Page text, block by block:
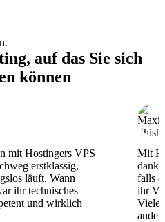
auf das Sie sich
können
mit Hostingers VPS
erstklassig,
läuft. Wann
ihr technisches
und wirklich
Mit
dank
falls
ihr